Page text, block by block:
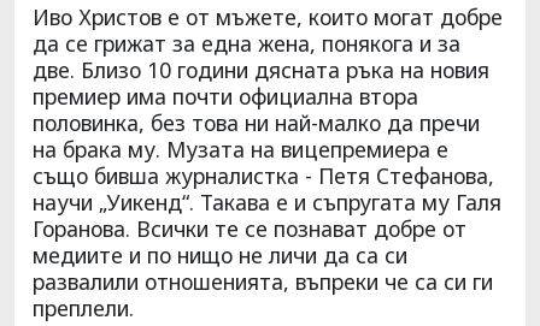
Иво Христов е от мъжете, които могат добре
да се грижат за една жена, понякога и за
две. Близо 10 години дясната ръка на новия
премиер има почти официална втора
половинка, без това ни най-малко да пречи
на брака му. Музата на вицепремиера е
също бивша журналистка - Петя Стефанова,
научи „Уикенд“. Такава е и съпругата му Галя
Горанова. Всички те се познават добре от
медиите и по нищо не личи да са си
развалили отношенията, въпреки че са си ги
преплели.